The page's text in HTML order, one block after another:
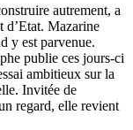
autrement, a
d’Etat. Mazarine
y est parvenue.
publie ces jours-ci
ambitieux sur la
Invitée de
regard, elle revient